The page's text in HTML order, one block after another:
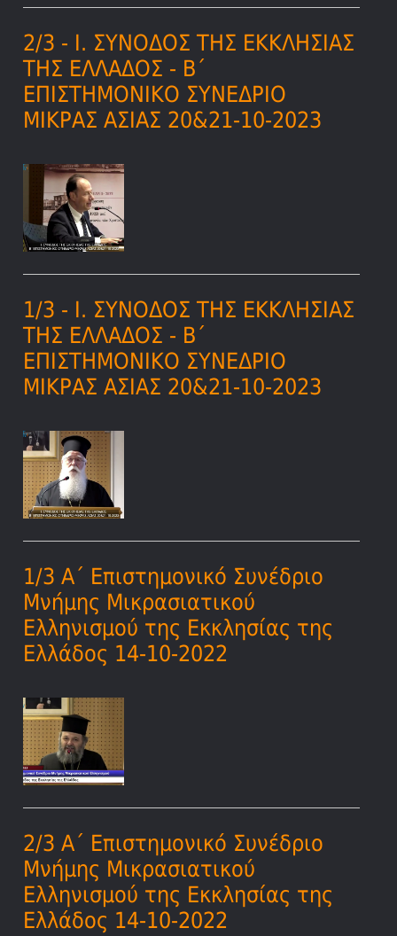
2/3 - Ι. ΣΥΝΟΔΟΣ ΤΗΣ ΕΚΚΛΗΣΙΑΣ
ΤΗΣ ΕΛΛΑΔΟΣ - Β΄
ΕΠΙΣΤΗΜΟΝΙΚΟ ΣΥΝΕΔΡΙΟ
ΜΙΚΡΑΣ ΑΣΙΑΣ 20&21-10-2023
1/3 - Ι. ΣΥΝΟΔΟΣ ΤΗΣ ΕΚΚΛΗΣΙΑΣ
ΤΗΣ ΕΛΛΑΔΟΣ - Β΄
ΕΠΙΣΤΗΜΟΝΙΚΟ ΣΥΝΕΔΡΙΟ
ΜΙΚΡΑΣ ΑΣΙΑΣ 20&21-10-2023
1/3 Α΄ Επιστημονικό Συνέδριο
Μνήμης Μικρασιατικού
Ελληνισμού της Εκκλησίας της
Ελλάδος 14-10-2022
2/3 Α΄ Επιστημονικό Συνέδριο
Μνήμης Μικρασιατικού
Ελληνισμού της Εκκλησίας της
Ελλάδος 14-10-2022